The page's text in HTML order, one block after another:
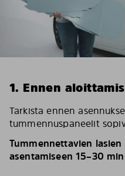
1. Ennen
Tarkista ennen
tummennuspaneelit
Tummennettavien
asentamiseen 15–30